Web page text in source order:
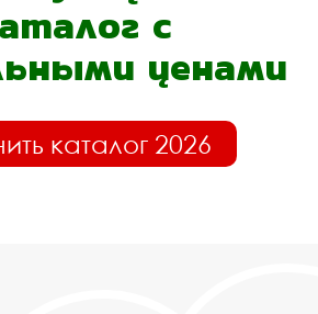
с
ценами
каталог 2026